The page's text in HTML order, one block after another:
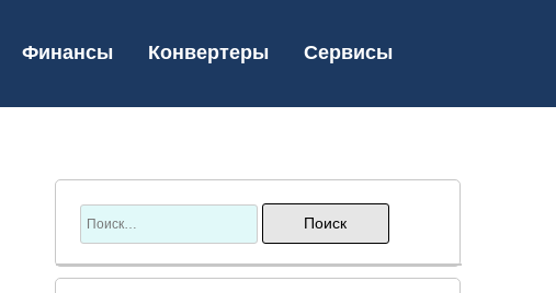
Финансы Конвертеры Сервисы